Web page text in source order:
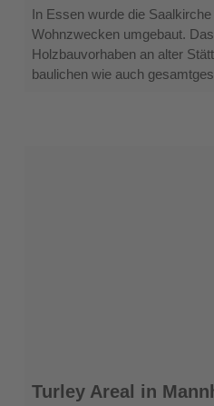
Wohnraum:
Von
der
Kirche
In Essen wurde die
Wohnzwecken umgebaut.
Holzbauvorhaben an alter
baulichen wie auch
Turley
Areal
Turley Areal in